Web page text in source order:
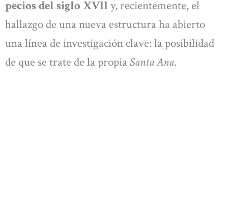
pecios del siglo XVII y, recientemente, el
hallazgo de una nueva estructura ha abierto
una línea de investigación clave: la posibilidad
de que se trate de la propia Santa Ana.